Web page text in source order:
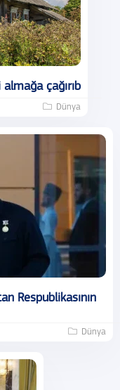
çağırıb
Dünya
Respublikasının
Dünya